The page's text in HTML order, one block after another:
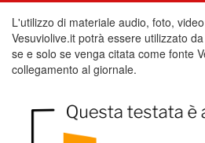
L'utilizzo di materiale audio, foto,
Vesuviolive.it potrà essere utilizzato
se e solo se venga citata come fonte
collegamento al giornale.